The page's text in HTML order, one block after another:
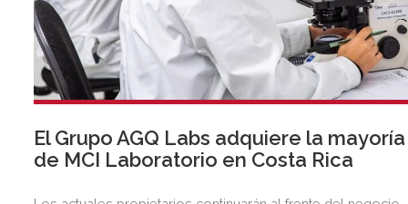
El Grupo AGQ Labs adquiere la mayoría
de MCI Laboratorio en Costa Rica